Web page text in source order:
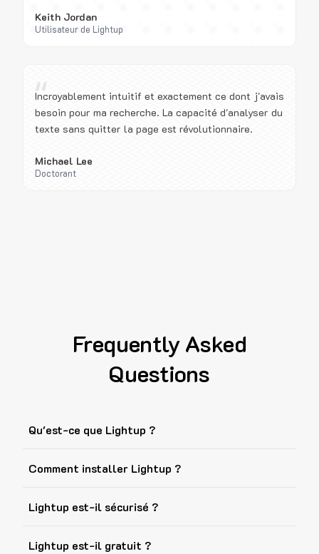
Keith Jordan
Utilisateur de Lightup
“
Incroyablement intuitif et exactement ce dont j'avais
besoin pour ma recherche. La capacité d'analyser du
texte sans quitter la page est révolutionnaire.
Michael Lee
Doctorant
Frequently Asked
Questions
Qu'est-ce que Lightup ?
Comment installer Lightup ?
Lightup est-il sécurisé ?
Lightup est-il gratuit ?